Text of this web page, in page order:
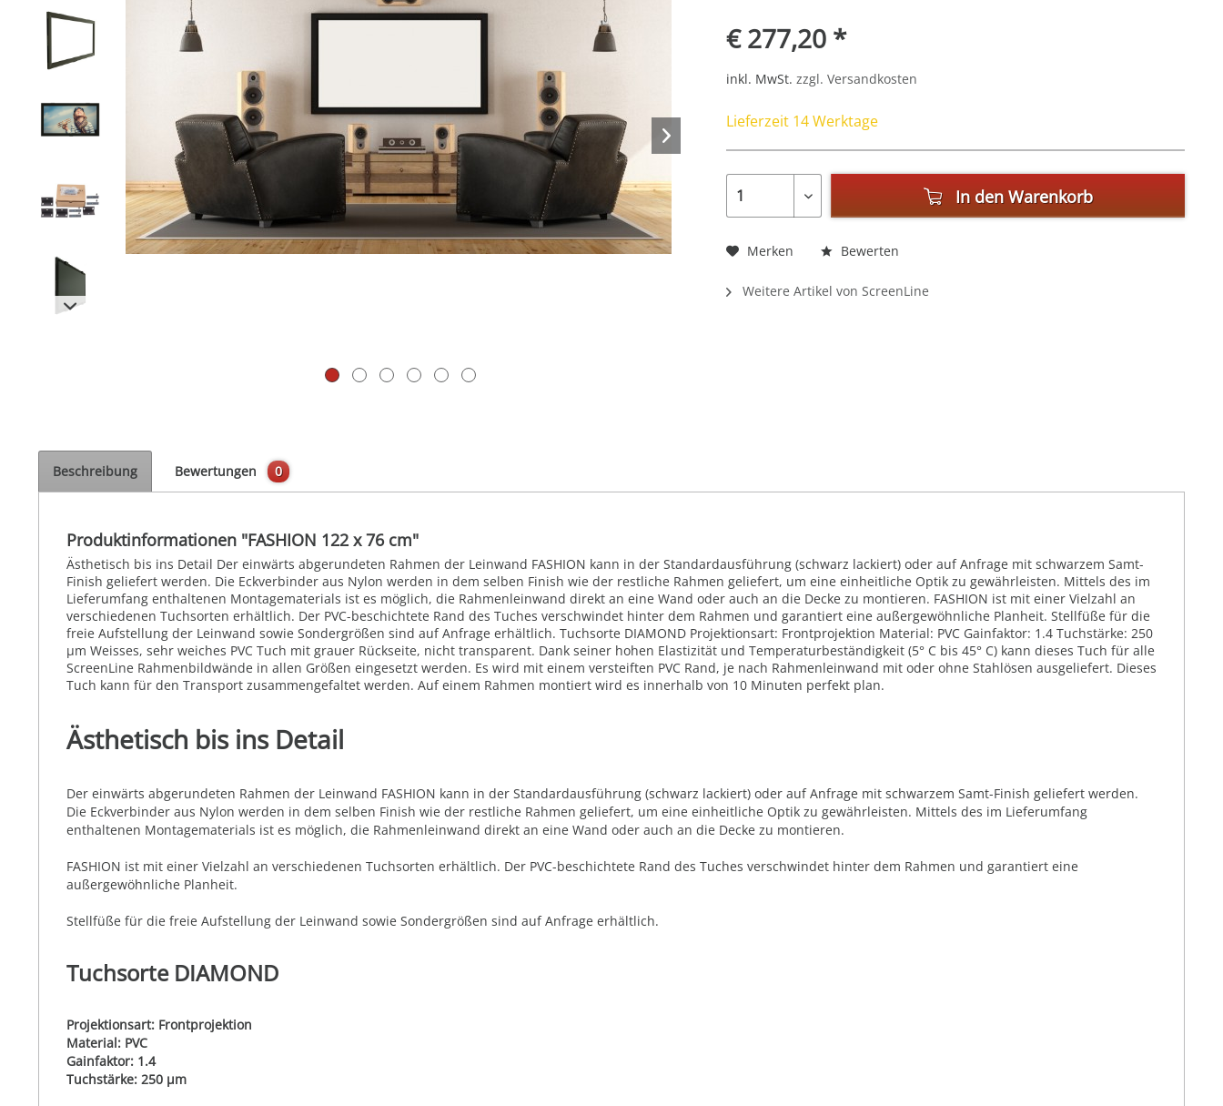
€ 277,20 *
inkl. MwSt. zzgl. Versandkosten
Lieferzeit 14 Werktage
In den Warenkorb
Merken Bewerten
Weitere Artikel von ScreenLine
Beschreibung Bewertungen 0
Produktinformationen "FASHION 122 x 76 cm"
Ästhetisch bis ins Detail Der einwärts abgerundeten Rahmen der Leinwand FASHION kann in der Standardausführung (schwarz lackiert) oder auf Anfrage mit schwarzem Samt-
Finish geliefert werden. Die Eckverbinder aus Nylon werden in dem selben Finish wie der restliche Rahmen geliefert, um eine einheitliche Optik zu gewährleisten. Mittels des im
Lieferumfang enthaltenen Montagematerials ist es möglich, die Rahmenleinwand direkt an eine Wand oder auch an die Decke zu montieren. FASHION ist mit einer Vielzahl an
verschiedenen Tuchsorten erhältlich. Der PVC-beschichtete Rand des Tuches verschwindet hinter dem Rahmen und garantiert eine außergewöhnliche Planheit. Stellfüße für die
freie Aufstellung der Leinwand sowie Sondergrößen sind auf Anfrage erhältlich. Tuchsorte DIAMOND Projektionsart: Frontprojektion Material: PVC Gainfaktor: 1.4 Tuchstärke: 250
µm Weisses, sehr weiches PVC Tuch mit grauer Rückseite, nicht transparent. Dank seiner hohen Elastizität und Temperaturbeständigkeit (5° C bis 45° C) kann dieses Tuch für alle
ScreenLine Rahmenbildwände in allen Größen eingesetzt werden. Es wird mit einem versteiften PVC Rand, je nach Rahmenleinwand mit oder ohne Stahlösen ausgeliefert. Dieses
Tuch kann für den Transport zusammengefaltet werden. Auf einem Rahmen montiert wird es innerhalb von 10 Minuten perfekt plan.
Ästhetisch bis ins Detail
Der einwärts abgerundeten Rahmen der Leinwand FASHION kann in der Standardausführung (schwarz lackiert) oder auf Anfrage mit schwarzem Samt-Finish geliefert werden.
Die Eckverbinder aus Nylon werden in dem selben Finish wie der restliche Rahmen geliefert, um eine einheitliche Optik zu gewährleisten. Mittels des im Lieferumfang
enthaltenen Montagematerials ist es möglich, die Rahmenleinwand direkt an eine Wand oder auch an die Decke zu montieren.
FASHION ist mit einer Vielzahl an verschiedenen Tuchsorten erhältlich. Der PVC-beschichtete Rand des Tuches verschwindet hinter dem Rahmen und garantiert eine
außergewöhnliche Planheit.
Stellfüße für die freie Aufstellung der Leinwand sowie Sondergrößen sind auf Anfrage erhältlich.
Tuchsorte DIAMOND
Projektionsart: Frontprojektion
Material: PVC
Gainfaktor: 1.4
Tuchstärke: 250 µm